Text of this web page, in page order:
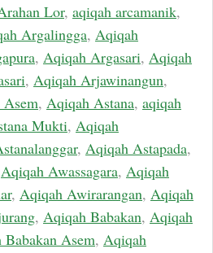
Lor, aqiqah arcamanik,
Argalingga, Aqiqah
, Aqiqah Argasari, Aqiqah
, Aqiqah Arjawinangun,
, Aqiqah Astana, aqiqah
Mukti, Aqiqah
, Aqiqah Astapada,
Aqiqah Awassagara, Aqiqah
, Aqiqah Awirarangan, Aqiqah
, Aqiqah Babakan, Aqiqah
Asem, Aqiqah